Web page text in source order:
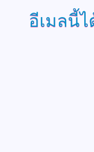
อีเมลนี้